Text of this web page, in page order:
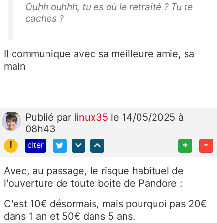
Ouhh ouhhh, tu es où le retraité ? Tu te
caches ?
Il communique avec sa meilleure amie, sa
main
Publié par linux35 le 14/05/2025 à
08h43
!
citer + -
Avec, au passage, le risque habituel de
l'ouverture de toute boite de Pandore :
C'est 10€ désormais, mais pourquoi pas 20€
dans 1 an et 50€ dans 5 ans.